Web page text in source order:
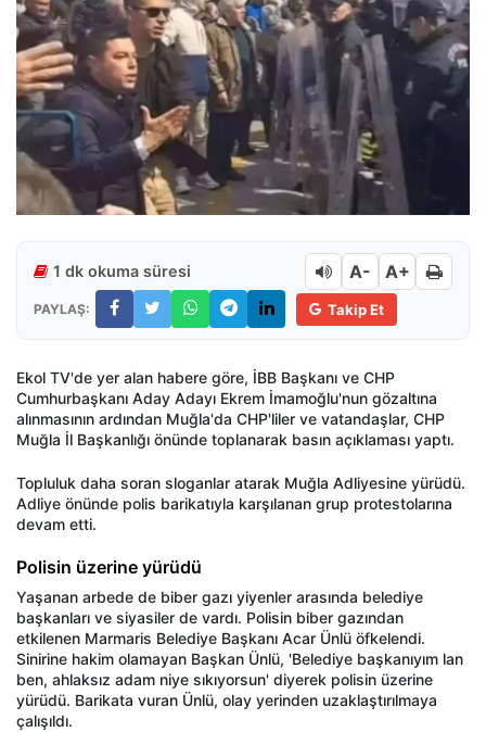
1 dk okuma süresi A- A+
PAYLAŞ: Takip Et
Ekol TV'de yer alan habere göre, İBB Başkanı ve CHP
Cumhurbaşkanı Aday Adayı Ekrem İmamoğlu'nun gözaltına
alınmasının ardından Muğla'da CHP'liler ve vatandaşlar, CHP
Muğla İl Başkanlığı önünde toplanarak basın açıklaması yaptı.
Topluluk daha soran sloganlar atarak Muğla Adliyesine yürüdü.
Adliye önünde polis barikatıyla karşılanan grup protestolarına
devam etti.
Polisin üzerine yürüdü
Yaşanan arbede de biber gazı yiyenler arasında belediye
başkanları ve siyasiler de vardı. Polisin biber gazından
etkilenen Marmaris Belediye Başkanı Acar Ünlü öfkelendi.
Sinirine hakim olamayan Başkan Ünlü, 'Belediye başkanıyım lan
ben, ahlaksız adam niye sıkıyorsun' diyerek polisin üzerine
yürüdü. Barikata vuran Ünlü, olay yerinden uzaklaştırılmaya
çalışıldı.